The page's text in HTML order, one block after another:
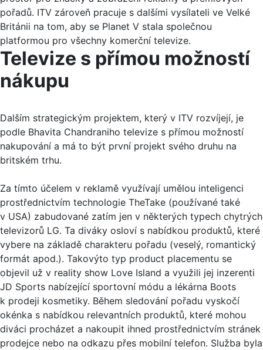
pořadů. ITV zároveň pracuje s dalšími vysílateli ve Velké
Británii na tom, aby se Planet V stala společnou
platformou pro všechny komerční televize.
Televize s přímou možností
nákupu
Dalším strategickým projektem, který v ITV rozvíjejí, je
podle Bhavita Chandraniho televize s přímou možností
nakupování a má to být první projekt svého druhu na
britském trhu.
Za tímto účelem v reklamě využívají umělou inteligenci
prostřednictvím technologie TheTake (používané také
v USA) zabudované zatím jen v některých typech chytrých
televizorů LG. Ta diváky osloví s nabídkou produktů, které
vybere na základě charakteru pořadu (veselý, romantický
formát apod.). Takovýto typ product placementu se
objevil už v reality show Love Island a využili jej inzerenti
JD Sports nabízející sportovní módu a lékárna Boots
k prodeji kosmetiky. Během sledování pořadu vyskočí
okénka s nabídkou relevantních produktů, které mohou
diváci procházet a nakoupit ihned prostřednictvím stránek
prodejce nebo na odkazu přes mobilní telefon. Služba byla